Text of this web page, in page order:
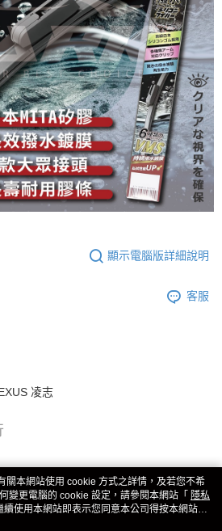
顯示電腦版詳細說明
客服
凌志
關本網站使用 cookie 方式之詳情，及若您不希
變更電腦的 cookie 設定，請參閱本網站「 隱私
續使用本網站即表示您同意本公司得按本網站使
。